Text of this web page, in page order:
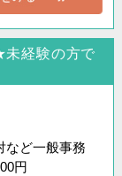
経験の方で
など一般事務
円